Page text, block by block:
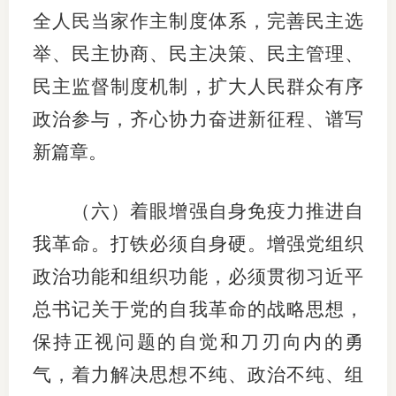
全人民当家作主制度体系，完善民主选
举、民主协商、民主决策、民主管理、
民主监督制度机制，扩大人民群众有序
政治参与，齐心协力奋进新征程、谱写
新篇章。
（六）着眼增强自身免疫力推进自
我革命。打铁必须自身硬。增强党组织
政治功能和组织功能，必须贯彻习近平
总书记关于党的自我革命的战略思想，
保持正视问题的自觉和刀刃向内的勇
气，着力解决思想不纯、政治不纯、组